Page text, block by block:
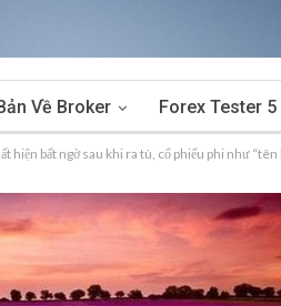
Về Broker Forex Tester 5
hiện bất ngờ sau khi ra tù, cổ phiếu phi như